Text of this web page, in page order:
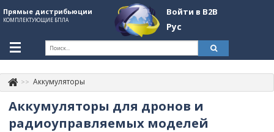
Прямые дистрибьюции
КОМПЛЕКТУЮЩИЕ БПЛА
Войти в B2B
Рус
+380507774092 Контакты
Аккумуляторы
Аккумуляторы для дронов и
радиоуправляемых моделей